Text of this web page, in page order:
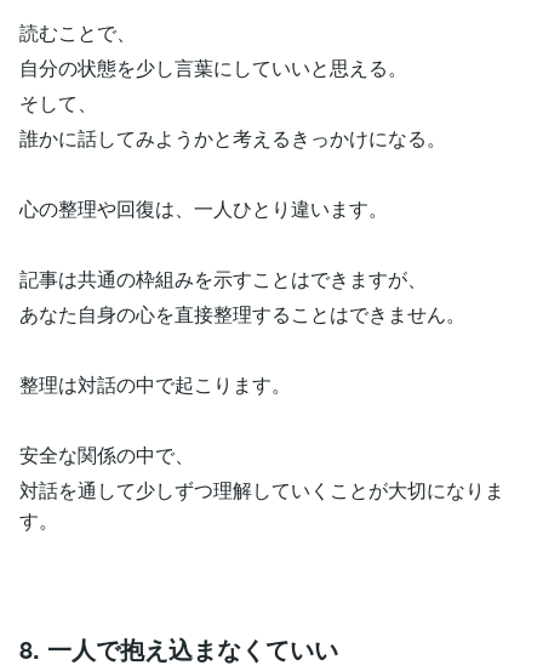
読むことで、
自分の状態を少し言葉にしていいと思える。
そして、
誰かに話してみようかと考えるきっかけになる。
心の整理や回復は、一人ひとり違います。
記事は共通の枠組みを示すことはできますが、
あなた自身の心を直接整理することはできません。
整理は対話の中で起こります。
安全な関係の中で、
対話を通して少しずつ理解していくことが大切になりま
す。
8. 一人で抱え込まなくていい